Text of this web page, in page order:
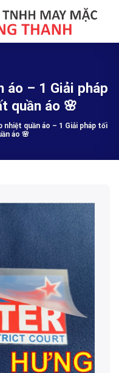
áo – 1 Giải pháp
quần áo 🌸
nhiệt quần áo – 1 Giải pháp tối
áo 🌸